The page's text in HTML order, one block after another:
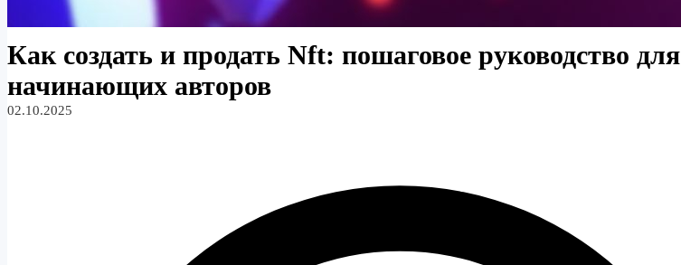
Как создать и продать Nft: пошаговое руководство для
начинающих авторов
02.10.2025